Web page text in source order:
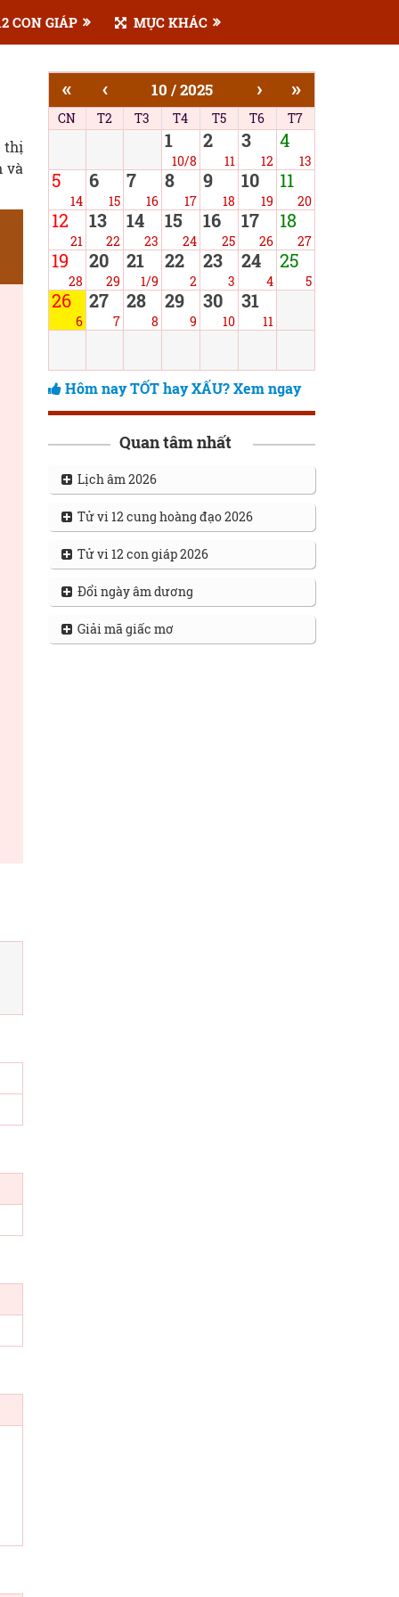
CON GIÁP MỤC KHÁC
thị
và
« ‹ 10 / 2025 › »
CN T2 T3 T4 T5 T6 T7
1
10/8
2
11
3
12
4
13
5
14
6
15
7
16
8
17
9
18
10
19
11
20
12
21
13
22
14
23
15
24
16
25
17
26
18
27
19
28
20
29
21
1/9
22
2
23
3
24
4
25
5
26
6
27
7
28
8
29
9
30
10
31
11
Hôm nay TỐT hay XẤU? Xem ngay
Quan tâm nhất
Lịch âm 2026
Tử vi 12 cung hoàng đạo 2026
Tử vi 12 con giáp 2026
Đổi ngày âm dương
Giải mã giấc mơ